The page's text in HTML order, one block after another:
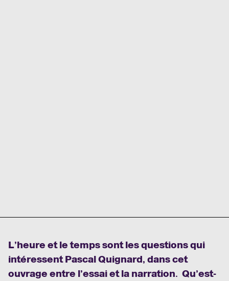
L’heure et le temps sont les questions qui
intéressent Pascal Quignard, dans cet
ouvrage entre l’essai et la narration. Qu’est-